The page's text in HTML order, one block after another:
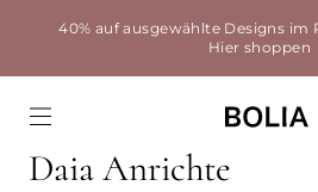
40% auf ausgewählte Designs im
Hier shoppen
Daia Anrichte